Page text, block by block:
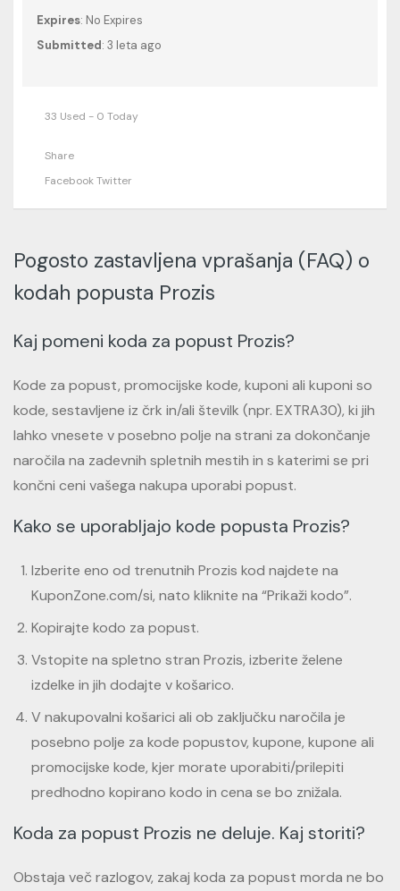
Expires: No Expires
Submitted: 3 leta ago
33 Used - 0 Today
Share
FacebookTwitter
Pogosto zastavljena vprašanja (FAQ) o
kodah popusta Prozis
Kaj pomeni koda za popust Prozis?
Kode za popust, promocijske kode, kuponi ali kuponi so
kode, sestavljene iz črk in/ali številk (npr. EXTRA30), ki jih
lahko vnesete v posebno polje na strani za dokončanje
naročila na zadevnih spletnih mestih in s katerimi se pri
končni ceni vašega nakupa uporabi popust.
Kako se uporabljajo kode popusta Prozis?
Izberite eno od trenutnih Prozis kod najdete na
KuponZone.com/si, nato kliknite na “Prikaži kodo”.
Kopirajte kodo za popust.
Vstopite na spletno stran Prozis, izberite želene
izdelke in jih dodajte v košarico.
V nakupovalni košarici ali ob zaključku naročila je
posebno polje za kode popustov, kupone, kupone ali
promocijske kode, kjer morate uporabiti/prilepiti
predhodno kopirano kodo in cena se bo znižala.
Koda za popust Prozis ne deluje. Kaj storiti?
Obstaja več razlogov, zakaj koda za popust morda ne bo